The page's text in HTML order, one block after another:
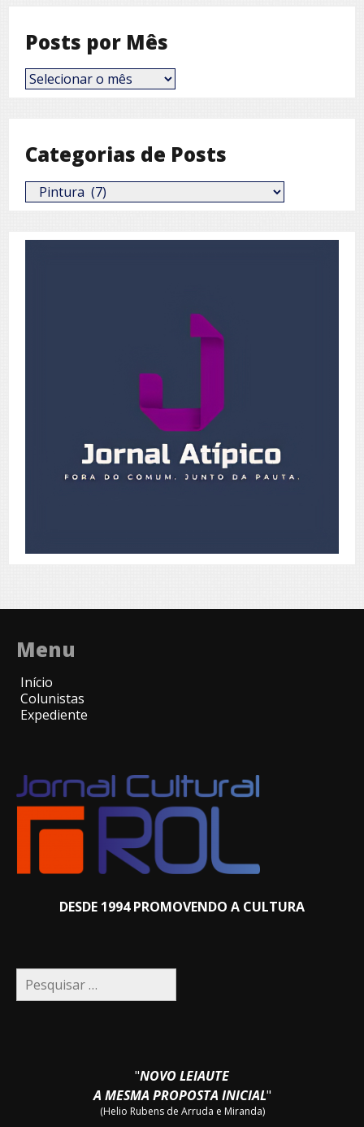
Posts por Mês
Posts
por
Categorias de Posts
Categorias
de
Menu
Início
Colunistas
Expediente
DESDE 1994 PROMOVENDO A CULTURA
Pesquisar
por:
"NOVO LEIAUTE
A MESMA PROPOSTA INICIAL"
(Helio Rubens de Arruda e Miranda)